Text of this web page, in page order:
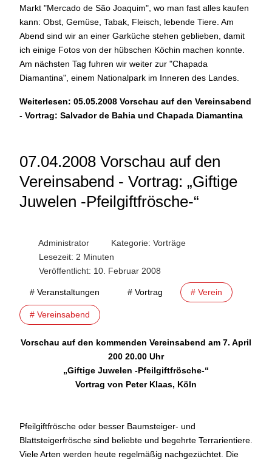
Markt "Mercado de São Joaquim", wo man fast alles kaufen
kann: Obst, Gemüse, Tabak, Fleisch, lebende Tiere. Am
Abend sind wir an einer Garküche stehen geblieben, damit
ich einige Fotos von der hübschen Köchin machen konnte.
Am nächsten Tag fuhren wir weiter zur "Chapada
Diamantina", einem Nationalpark im Inneren des Landes.
Weiterlesen: 05.05.2008 Vorschau auf den Vereinsabend
- Vortrag: Salvador de Bahia und Chapada Diamantina
07.04.2008 Vorschau auf den
Vereinsabend - Vortrag: „Giftige
Juwelen -Pfeilgiftfrösche-“
Administrator Kategorie: Vorträge
Lesezeit: 2 Minuten
Veröffentlicht: 10. Februar 2008
# Veranstaltungen # Vortrag # Verein
# Vereinsabend
Vorschau auf den kommenden Vereinsabend am 7. April
200 20.00 Uhr
„Giftige Juwelen -Pfeilgiftfrösche-“
Vortrag von Peter Klaas, Köln
Pfeilgiftfrösche oder besser Baumsteiger- und
Blattsteigerfrösche sind beliebte und begehrte Terrarientiere.
Viele Arten werden heute regelmäßig nachgezüchtet. Die